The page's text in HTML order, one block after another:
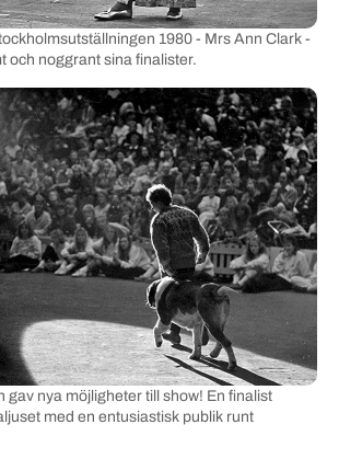
1980 - Mrs Ann Clark -
och noggrant sina finalister.
gav nya möjligheter till show! En finalist
med en entusiastisk publik runt